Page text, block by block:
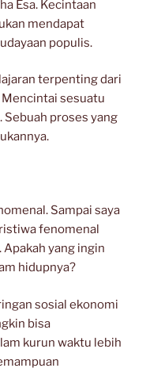
Esa. Kecintaan
mendapat
populis.
terpenting dari
sesuatu
Sebuah proses yang
Sampai saya
fenomenal
yang ingin
hidupnya?
sosial ekonomi
bisa
kurun waktu lebih